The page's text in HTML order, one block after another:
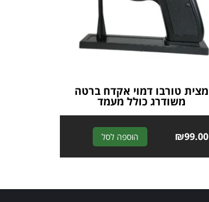
מצית טורבו דמוי אקדח ברטה
משודרג כולל מעמד
₪99.00 הוספה לסל
t
r